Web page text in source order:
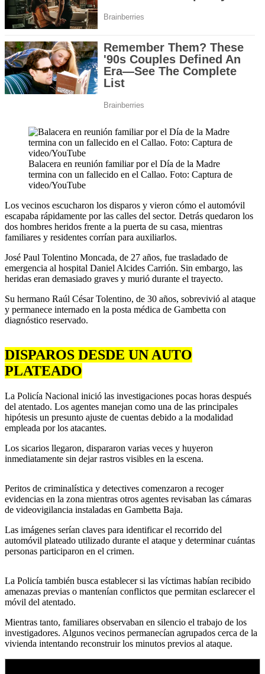
Balacera en reunión familiar por el Día de la Madre
termina con un fallecido en el Callao. Foto: Captura de
video/YouTube
Los vecinos escucharon los disparos y vieron cómo el automóvil
escapaba rápidamente por las calles del sector. Detrás quedaron los
dos hombres heridos frente a la puerta de su casa, mientras
familiares y residentes corrían para auxiliarlos.
José Paul Tolentino Moncada, de 27 años, fue trasladado de
emergencia al hospital Daniel Alcides Carrión. Sin embargo, las
heridas eran demasiado graves y murió durante el trayecto.
Su hermano Raúl César Tolentino, de 30 años, sobrevivió al ataque
y permanece internado en la posta médica de Gambetta con
diagnóstico reservado.
DISPAROS DESDE UN AUTO
PLATEADO
La Policía Nacional inició las investigaciones pocas horas después
del atentado. Los agentes manejan como una de las principales
hipótesis un presunto ajuste de cuentas debido a la modalidad
empleada por los atacantes.
Los sicarios llegaron, dispararon varias veces y huyeron
inmediatamente sin dejar rastros visibles en la escena.
Peritos de criminalística y detectives comenzaron a recoger
evidencias en la zona mientras otros agentes revisaban las cámaras
de videovigilancia instaladas en Gambetta Baja.
Las imágenes serían claves para identificar el recorrido del
automóvil plateado utilizado durante el ataque y determinar cuántas
personas participaron en el crimen.
La Policía también busca establecer si las víctimas habían recibido
amenazas previas o mantenían conflictos que permitan esclarecer el
móvil del atentado.
Mientras tanto, familiares observaban en silencio el trabajo de los
investigadores. Algunos vecinos permanecían agrupados cerca de la
vivienda intentando reconstruir los minutos previos al ataque.